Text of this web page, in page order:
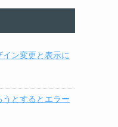
ン変更と表示に
とするとエラー